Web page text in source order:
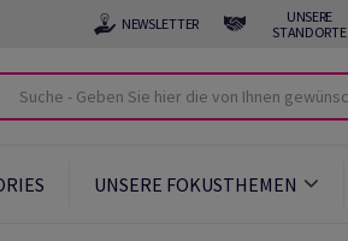
NEWSLETTER
UNSERE
STANDORTE
UNSERE FOKUSTHEMEN